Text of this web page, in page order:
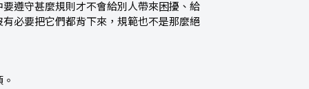
遵守甚麼規則才不會給別人帶來困擾、給
必要把它們都背下來，規範也不是那麼絕